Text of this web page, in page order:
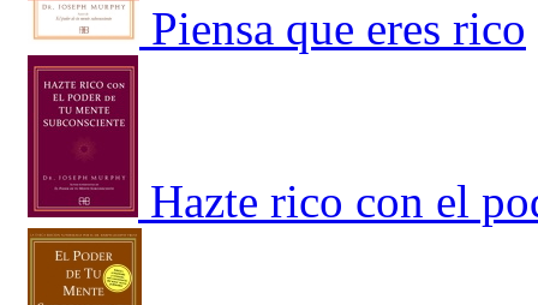
Piensa que eres rico
Hazte rico con el